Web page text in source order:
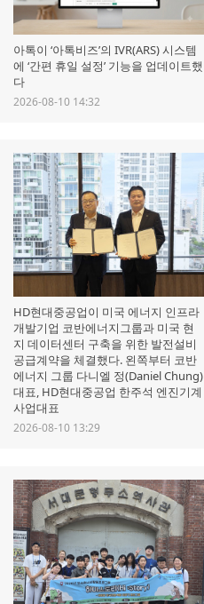
아톡이 ‘아톡비즈’의 IVR(ARS) 시스템
에 ‘간편 휴일 설정’ 기능을 업데이트했
다
2026-08-10 14:32
HD현대중공업이 미국 에너지 인프라
개발기업 코반에너지그룹과 미국 현
지 데이터센터 구축을 위한 발전설비
공급계약을 체결했다. 왼쪽부터 코반
에너지 그룹 다니엘 정(Daniel Chung)
대표, HD현대중공업 한주석 엔진기계
사업대표
2026-08-10 13:29